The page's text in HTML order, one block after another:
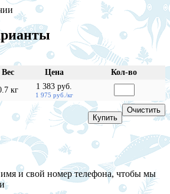
Вес Цена
Кол-во
кг 1 383 руб.
1 975 руб./кг
и свой номер телефона, чтобы мы